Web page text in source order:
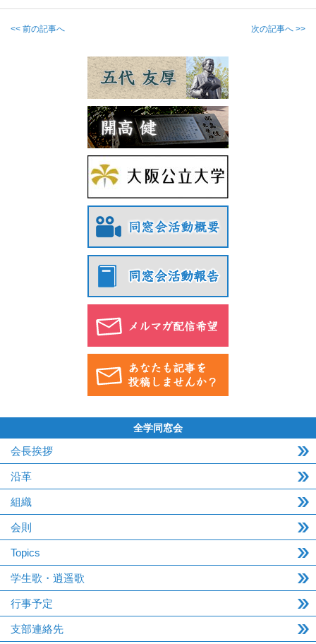
<< 前の記事へ 次の記事へ >>
全学同窓会
会長挨拶
沿革
組織
会則
Topics
学生歌・逍遥歌
行事予定
支部連絡先